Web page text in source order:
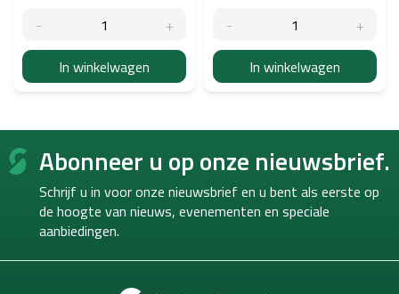
In winkelwagen In winkelwagen
F
Abonneer u op onze nieuwsbrief.
Schrijf u in voor onze nieuwsbrief en u bent als eerste op
de hoogte van nieuws, evenementen en speciale
aanbiedingen.